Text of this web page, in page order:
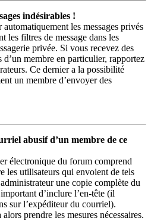
indésirables !
les messages privés
les filtres de message dans les
privée. Si vous recevez des
d’un membre en particulier, rapportez
Ce dernier a la possibilité
un membre d’envoyer des
abusif d’un membre de ce
électronique du forum comprend
les utilisateurs qui envoient de tels
une copie complète du
d’inclure l’en-tête (il
sur l’expéditeur du courriel).
prendre les mesures nécessaires.